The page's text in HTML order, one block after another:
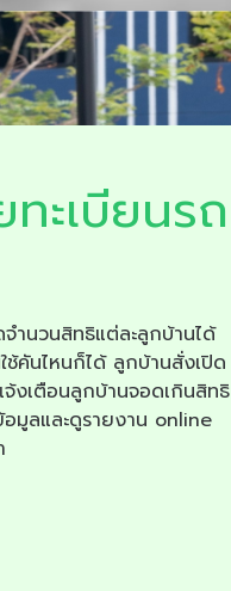
ะเบียนรถ
ำนวนสิทธิแต่ละลูกบ้านได้
ช้คันไหนก็ได้ ลูกบ้านสั่งเปิด
งเตือนลูกบ้านจอดเกินสิทธิ
อมูลและดูรายงาน online